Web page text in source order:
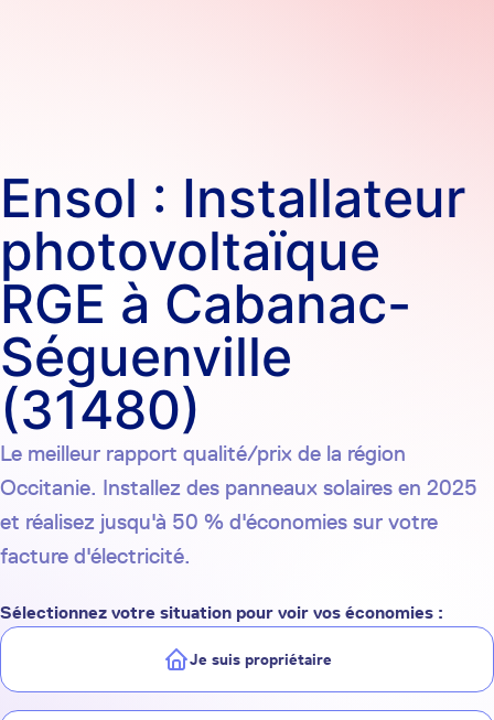
Ensol : Installateur
photovoltaïque
RGE à Cabanac-
Séguenville
(31480)
Le meilleur rapport qualité/prix de la région
Occitanie. Installez des panneaux solaires en 2025
et réalisez jusqu'à 50 % d'économies sur votre
facture d'électricité.
Sélectionnez votre situation pour voir vos économies :
Je suis propriétaire